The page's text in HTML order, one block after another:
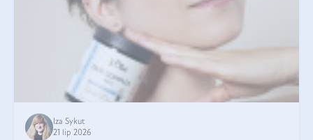
Iza Sykut
21 lip 2026